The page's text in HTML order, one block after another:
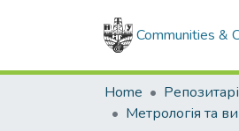
Communities &
Home